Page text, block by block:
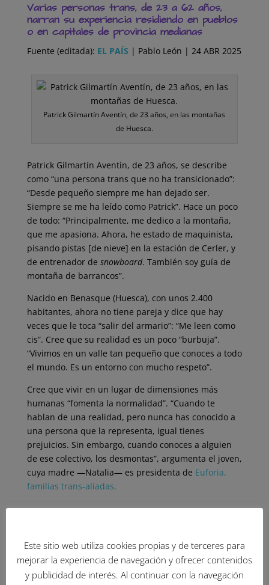
Varias personas trans, de 23 a 62 años,
narran su experiencia residiendo en pueblos
o en capitales de provincia medianas
Fuente (editada): EL PAÍS | Pablo León | 24 ABR 2025
Patrick Gilmartín Aventín, de 23 años, en las montañas
de Huesca.
Patrick Gilmartín Aventín, de 23 años, se describe
como “una persona trans que no ha transicionado”:
“Desde pequeño siempre me han dejado ser.
Siempre se me ha leído como Patrick”. Hace un poco
de todo: “Principalmente, me dedico a la montaña,
que me apasiona. Ahora, he estado de maquinista,
pisando pistas [de nieve] en la estación de Cerler, y
de entrenador de snowboard. También soy guía de
montaña de barrancos”.
Nacido en Benasque (Huesca), con unos 2.400
habitantes, ahora no tiene pareja y dice que hay
veces que le toca “salir del armario”: “Me leen como
cis”. Cree que su realidad es un poco “burbuja”.
“Vivimos en un valle tan pequeño que conoces a todo
el mundo. Es un entorno con mucho respeto”.
Cree que vivir en un lugar de dimensiones más
humanas “fomenta la normalidad”. “Cuando te
hablan de una realidad, pero nunca has conocido a
una persona que la representa, igual tienes
prejuicios. Sin embargo, cuando conoces a alguien
de ese colectivo, los desmontas”, argumenta el joven,
cuya madre ―Natalia― es presidenta de Euforia,
familias trans-aliadas.
Este sitio web utiliza cookies propias y de terceres para
mejorar la experiencia de navegación y ofrecer contenidos
y publicidad de interés. Al continuar con la navegación